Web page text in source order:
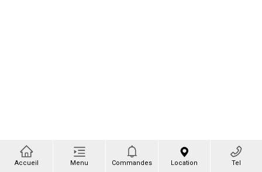
Accueil Menu Commandes Location Tel